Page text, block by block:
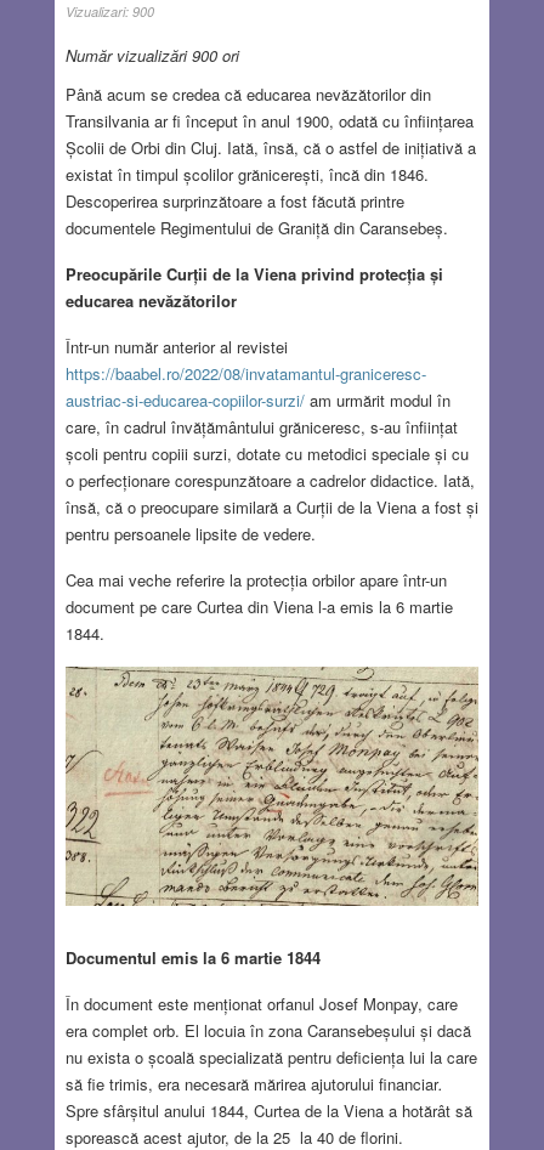
Vizualizari: 900
Număr vizualizări 900 ori
Până acum se credea că educarea nevăzătorilor din
Transilvania ar fi început în anul 1900, odată cu înființarea
Școlii de Orbi din Cluj. Iată, însă, că o astfel de inițiativă a
existat în timpul școlilor grănicerești, încă din 1846.
Descoperirea surprinzătoare a fost făcută printre
documentele Regimentului de Graniță din Caransebeș.
Preocupările Curții de la Viena privind protecția și
educarea nevăzătorilor
Într-un număr anterior al revistei
https://baabel.ro/2022/08/invatamantul-graniceresc-
austriac-si-educarea-copiilor-surzi/am urmărit modul în
care, în cadrul învățământului grăniceresc, s-au înființat
școli pentru copiii surzi, dotate cu metodici speciale și cu
o perfecționare corespunzătoare a cadrelor didactice. Iată,
însă, că o preocupare similară a Curții de la Viena a fost și
pentru persoanele lipsite de vedere.
Cea mai veche referire la protecția orbilor apare într-un
document pe care Curtea din Viena l-a emis la 6 martie
1844.
Documentul emis la 6 martie 1844
În document este menționat orfanul Josef Monpay, care
era complet orb. El locuia în zona Caransebeșului și dacă
nu exista o școală specializată pentru deficiența lui la care
să fie trimis, era necesară mărirea ajutorului financiar.
Spre sfârșitul anului 1844, Curtea de la Viena a hotărât să
sporească acest ajutor, de la 25 la 40 de florini.